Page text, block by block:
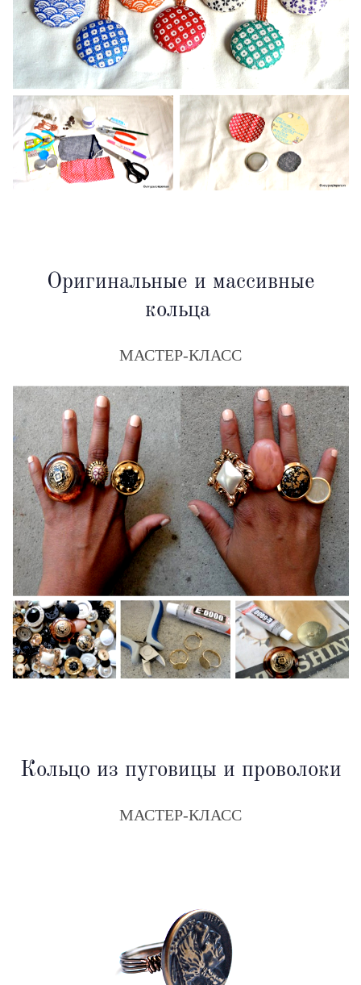
Оригинальные и массивные
кольца
МАСТЕР-КЛАСС
Кольцо из пуговицы и проволоки
МАСТЕР-КЛАСС